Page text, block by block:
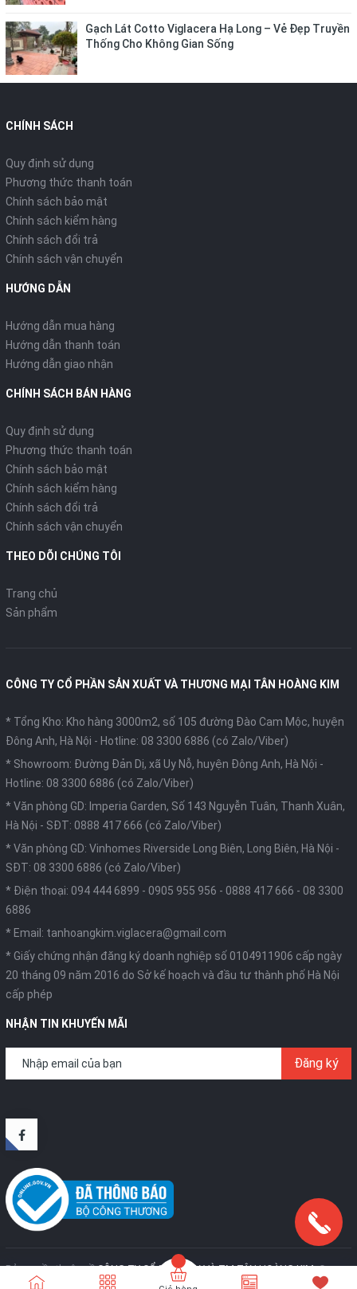
Gạch Lát Cotto Viglacera Hạ Long – Vẻ Đẹp Truyền
Thống Cho Không Gian Sống
CHÍNH SÁCH
Quy định sử dụng
Phương thức thanh toán
Chính sách bảo mật
Chính sách kiểm hàng
Chính sách đổi trả
Chính sách vận chuyển
HƯỚNG DẪN
Hướng dẫn mua hàng
Hướng dẫn thanh toán
Hướng dẫn giao nhận
CHÍNH SÁCH BÁN HÀNG
Quy định sử dụng
Phương thức thanh toán
Chính sách bảo mật
Chính sách kiểm hàng
Chính sách đổi trả
Chính sách vận chuyển
THEO DÕI CHÚNG TÔI
Trang chủ
Sản phẩm
CÔNG TY CỔ PHẦN SẢN XUẤT VÀ THƯƠNG MẠI TÂN HOÀNG KIM
* Tổng Kho: Kho hàng 3000m2, số 105 đường Đào Cam Mộc, huyện
Đông Anh, Hà Nội - Hotline: 08 3300 6886 (có Zalo/Viber)
* Showroom: Đường Đản Dị, xã Uy Nỗ, huyện Đông Anh, Hà Nội -
Hotline: 08 3300 6886 (có Zalo/Viber)
* Văn phòng GD: Imperia Garden, Số 143 Nguyễn Tuân, Thanh Xuân,
Hà Nội - SĐT: 0888 417 666 (có Zalo/Viber)
* Văn phòng GD: Vinhomes Riverside Long Biên, Long Biên, Hà Nội -
SĐT: 08 3300 6886 (có Zalo/Viber)
* Điện thoại: 094 444 6899 - 0905 955 956 - 0888 417 666 - 08 3300
6886
* Email: tanhoangkim.viglacera@gmail.com
* Giấy chứng nhận đăng ký doanh nghiệp số 0104911906 cấp ngày
20 tháng 09 năm 2016 do Sở kế hoạch và đầu tư thành phố Hà Nội
cấp phép
NHẬN TIN KHUYẾN MÃI
Đăng ký
Bản quyền thuộc vềCÔNG TY CỔ PHẦN SX VÀ TM TÂN HOÀNG KIM.Cung
cấp bởi